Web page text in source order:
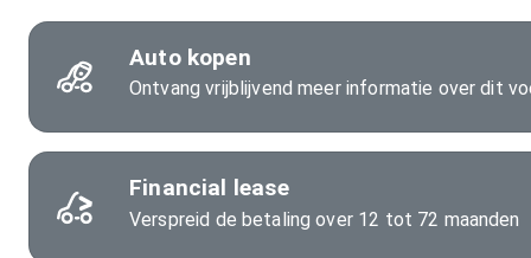
Auto kopen
Ontvang vrijblijvend meer informatie over dit
Financial lease
Verspreid de betaling over 12 tot 72 maanden